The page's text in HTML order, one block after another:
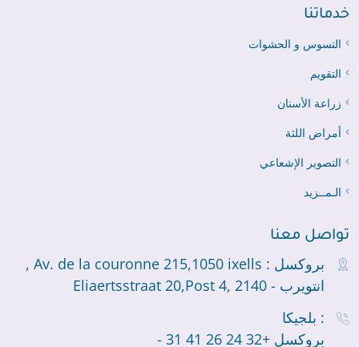
خدماتنا
التسوس و الحشوات
التقويم
زراعة الأسنان
أمراض اللثة
التصوير الإشعاعي
الـمــزيد
تواصل معنا
بروكسل : Av. de la couronne 215,1050 ixells ,
انتويرب - Eliaertsstraat 20,Post 4, 2140
بلجيكا :
- بروكسل +32 24 26 41 31